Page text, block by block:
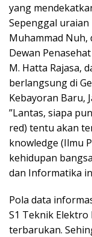
yang
Sepenggal uraian
Muhammad Nuh,
Dewan
M. Hatta Rajasa,
berlangsung di
Kebayoran Baru,
”Lantas, siapa
red) tentu akan
knowledge (Ilmu
kehidupan
dan Informatika
Pola data
S1 Teknik
terbarukan.